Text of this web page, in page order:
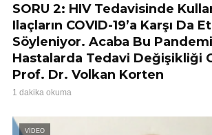
SORU 2: HIV Tedavisinde
Ilaçların COVID-19’a Karşı Da
Söyleniyor. Acaba Bu
Hastalarda Tedavi Değişikliği
Prof. Dr. Volkan Korten
1 dakika okuma
VİDEO